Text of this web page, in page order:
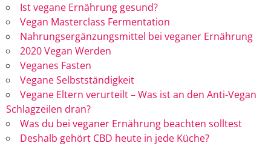
Ist vegane Ernährung gesund?
Vegan Masterclass Fermentation
Nahrungsergänzungsmittel bei veganer Ernährung
2020 Vegan Werden
Veganes Fasten
Vegane Selbstständigkeit
Vegane Eltern verurteilt – Was ist an den Anti-Vegan
Schlagzeilen dran?
Was du bei veganer Ernährung beachten solltest
Deshalb gehört CBD heute in jede Küche?